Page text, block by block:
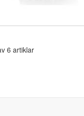
6 artiklar